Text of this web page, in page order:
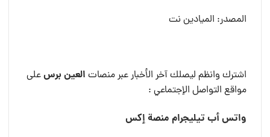
المصدر: الميادين نت
اشترك وانظم ليصلك آخر الأخبار عبر منصات العين برسعلى
مواقع التواصل الإجتماعي :
واتس أبتيليجرام منصة إكس